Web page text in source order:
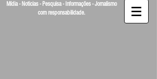
Mídia - Noticias - Pesquisa - Informações - Jornalismo
com responsabilidade.